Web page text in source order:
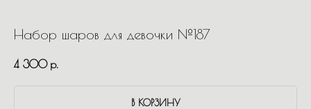
Набор шаров для девочки №187
4 300 р.
В КОРЗИНУ